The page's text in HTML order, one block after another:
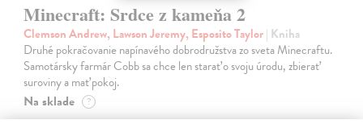
Minecraft: Srdce z kameňa 2
Clemson Andrew, Lawson Jeremy, Esposito Taylor| Kniha
Druhé pokračovanie napínavého dobrodružstva zo sveta Minecraftu.
Samotársky farmár Cobb sa chce len starať o svoju úrodu, zbierať
suroviny a mať pokoj.
Na sklade ?